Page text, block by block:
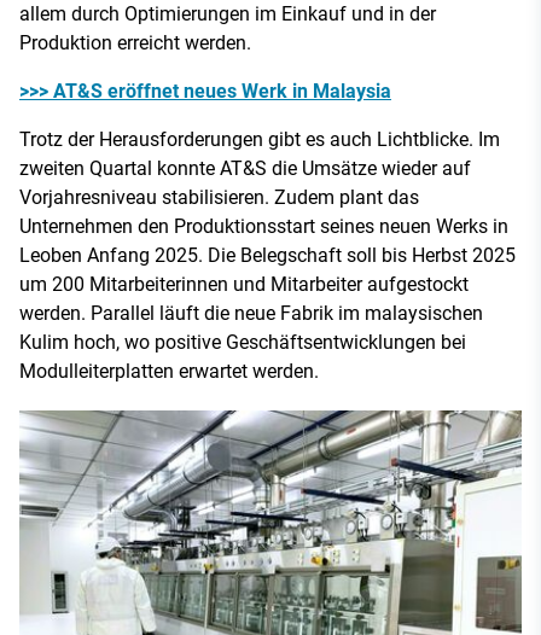
allem durch Optimierungen im Einkauf und in der
Produktion erreicht werden.
>>> AT&S eröffnet neues Werk in Malaysia
Trotz der Herausforderungen gibt es auch Lichtblicke. Im
zweiten Quartal konnte AT&S die Umsätze wieder auf
Vorjahresniveau stabilisieren. Zudem plant das
Unternehmen den Produktionsstart seines neuen Werks in
Leoben Anfang 2025. Die Belegschaft soll bis Herbst 2025
um 200 Mitarbeiterinnen und Mitarbeiter aufgestockt
werden. Parallel läuft die neue Fabrik im malaysischen
Kulim hoch, wo positive Geschäftsentwicklungen bei
Modulleiterplatten erwartet werden.